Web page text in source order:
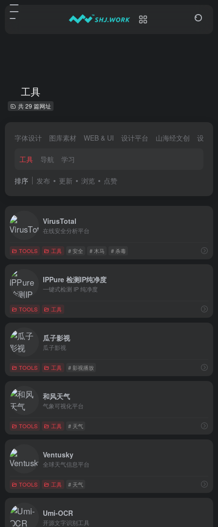
工具
共 29 篇网址
字体设计 图库素材 WEB & UI 设计平台 山海经文创 设计
工具 导航 学习
排序 发布 更新 浏览 点赞
VirusTotal
在线安全分析平台
TOOLS 工具 # 安全 # 木马 # 杀毒
IPPure 检测IP纯净度
一键式检测 IP 纯净度
TOOLS 工具
瓜子影视
瓜子影视
TOOLS 工具 # 影视播放
和风天气
气象可视化平台
TOOLS 工具 # 天气
Ventusky
全球天气信息平台
TOOLS 工具 # 天气
Umi-OCR
开源文字识别工具